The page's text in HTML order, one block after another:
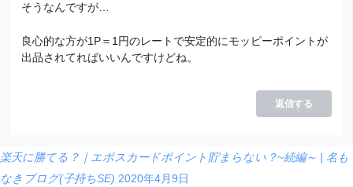
そうなんですが…
良心的な方が1P＝1円のレートで安定的にモッピーポイントが
出品されてればいいんですけどね。
返信する
楽天に勝てる？｜エポスカードポイント貯まらない？~続編～ | 名も
なきブログ(子持ちSE) 2020年4月9日